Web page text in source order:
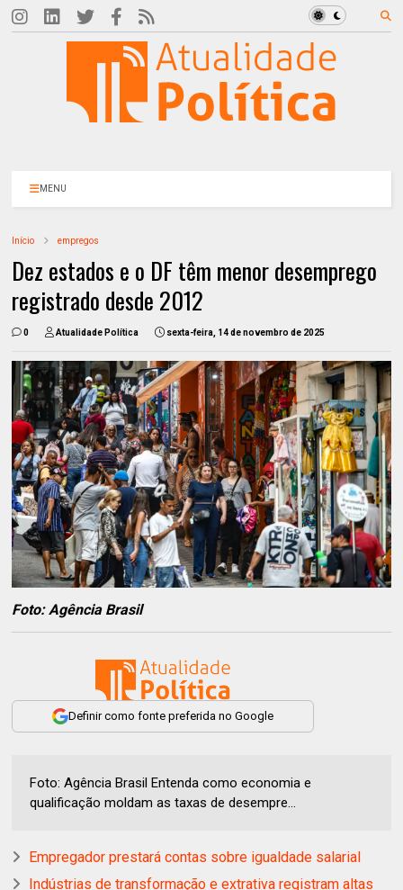
MENU
Início empregos
Dez estados e o DF têm menor desemprego
registrado desde 2012
0 Atualidade Política sexta-feira, 14 de novembro de 2025
Foto: Agência Brasil
Definir como fonte preferida no Google
Foto: Agência Brasil Entenda como economia e
qualificação moldam as taxas de desempre...
Empregador prestará contas sobre igualdade salarial
Indústrias de transformação e extrativa registram altas